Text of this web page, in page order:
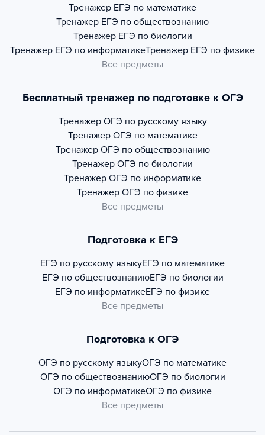
Тренажер ЕГЭ по математике
Тренажер ЕГЭ по обществознанию
Тренажер ЕГЭ по биологии
Тренажер ЕГЭ по информатикеТренажер ЕГЭ по физике
Все предметы
Бесплатный тренажер по подготовке к ОГЭ
Тренажер ОГЭ по русскому языку
Тренажер ОГЭ по математике
Тренажер ОГЭ по обществознанию
Тренажер ОГЭ по биологии
Тренажер ОГЭ по информатике
Тренажер ОГЭ по физике
Все предметы
Подготовка к ЕГЭ
ЕГЭ по русскому языкуЕГЭ по математике
ЕГЭ по обществознаниюЕГЭ по биологии
ЕГЭ по информатикеЕГЭ по физике
Все предметы
Подготовка к ОГЭ
ОГЭ по русскому языкуОГЭ по математике
ОГЭ по обществознаниюОГЭ по биологии
ОГЭ по информатикеОГЭ по физике
Все предметы